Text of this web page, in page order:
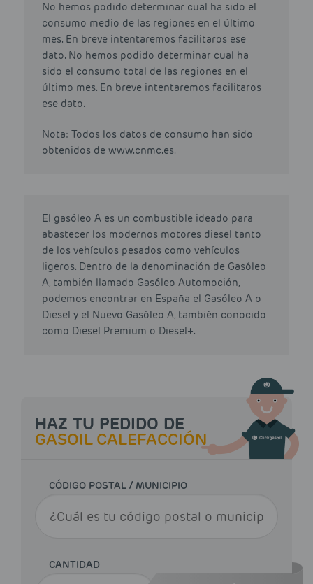
No hemos podido determinar cual ha sido el
consumo medio de las regiones en el último
mes. En breve intentaremos facilitaros ese
dato. No hemos podido determinar cual ha
sido el consumo total de las regiones en el
último mes. En breve intentaremos facilitaros
ese dato.
Nota: Todos los datos de consumo han sido
obtenidos de www.cnmc.es.
El gasóleo A es un combustible ideado para
abastecer los modernos motores diesel tanto
de los vehículos pesados como vehículos
ligeros. Dentro de la denominación de Gasóleo
A, también llamado Gasóleo Automoción,
podemos encontrar en España el Gasóleo A o
Diesel y el Nuevo Gasóleo A, también conocido
como Diesel Premium o Diesel+.
HAZ TU PEDIDO DE
GASOIL CALEFACCIÓN
CÓDIGO POSTAL / MUNICIPIO
CANTIDAD